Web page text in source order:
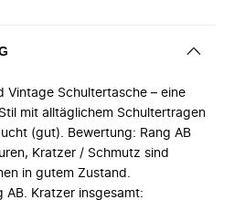
Vintage Schultertasche – eine
mit alltäglichem Schultertragen
(gut). Bewertung: Rang AB
Kratzer / Schmutz sind
in gutem Zustand.
AB. Kratzer insgesamt: